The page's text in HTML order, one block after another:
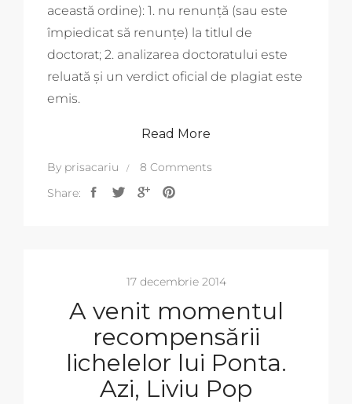
această ordine): 1. nu renunță (sau este
împiedicat să renunțe) la titlul de
doctorat; 2. analizarea doctoratului este
reluată și un verdict oficial de plagiat este
emis.
Read More
By prisacariu
8 Comments
Share:
17 decembrie 2014
A venit momentul
recompensării
lichelelor lui Ponta.
Azi, Liviu Pop